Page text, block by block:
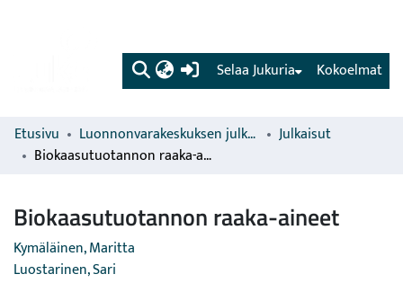
(current) Kokoelmat
Selaa Jukuria
Etusivu Luonnonvarakeskuksen julkaisut
Julkaisut
Biokaasutuotannon raaka-aineet
Biokaasutuotannon raaka-aineet
Kymäläinen, Maritta
Luostarinen, Sari